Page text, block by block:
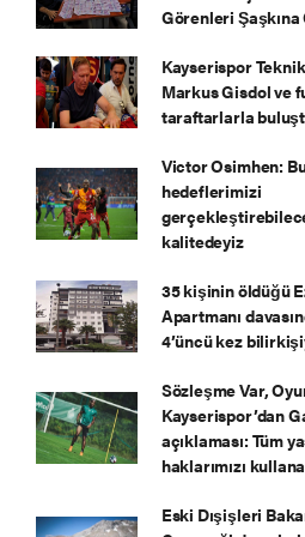
Görenleri Şaşkına
Kayserispor
Markus Gisdol ve
taraftarlarla
Victor Osimhen:
hedeflerimizi
kalitedeyiz
35 kişinin öldüğü
Apartmanı
4’üncü kez
Sözleşme Var,
Kayserispor’dan
açıklaması: Tüm
haklarımızı
Eski Dışişleri